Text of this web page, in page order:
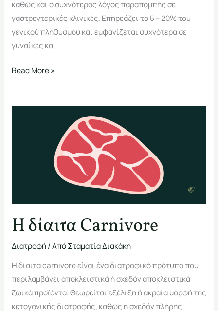
καθώς και ο συχνότερος λόγος παραπομπής σε
γαστρεντερικές κλινικές. Επηρεάζει το 5 – 20% του
γενικού πληθυσμού και εμφανίζεται συχνότερα σε
γυναίκες και
Read More »
Η δίαιτα Carnivore
Διατροφή/ ΑπόΣταματία Διακάκη
Η δίαιτα carnivore είναι ένα διατροφικό πρότυπο που
περιλαμβάνει αποκλειστικά ή σχεδόν αποκλειστικά
ζωικά προϊόντα. Θεωρείται εξέλιξη ή ακραία μορφή της
κετογονικής διατροφής, καθώς η σχεδόν πλήρης